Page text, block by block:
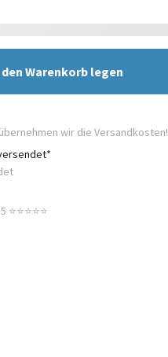
den Warenkorb legen
wir die Versandkosten!